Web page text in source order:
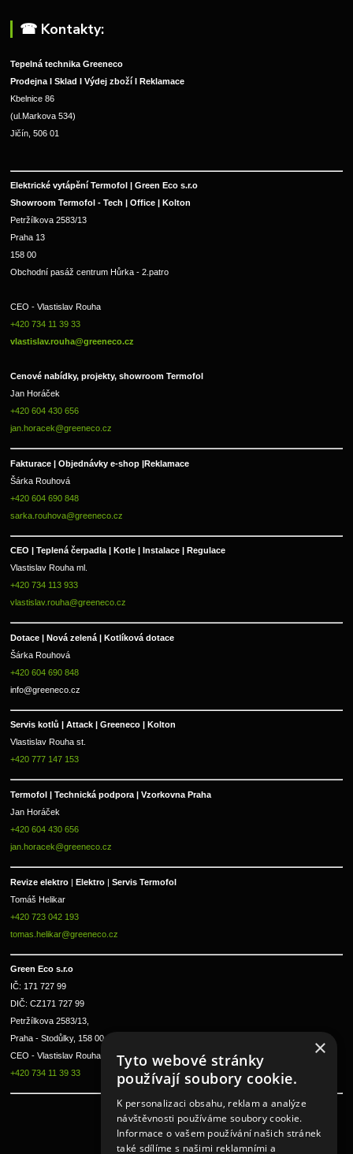
☎︎ Kontakty:
Tepelná technika Greeneco
Prodejna I Sklad I Výdej zboží I Reklamace
Kbelnice 86
(ul.Markova 534)
Jičín, 506 01
Elektrické vytápění Termofol | Green Eco s.r.o
Showroom Termofol - Tech | Office | Kolton
Petržílkova 2583/13
Praha 13
158 00
Obchodní pasáž centrum Hůrka - 2.patro
CEO - Vlastislav Rouha
+420 734 11 39 33
vlastislav.rouha@greeneco.cz
Cenové nabídky, projekty, showroom Termofol
Jan Horáček
+420 604 430 656
jan.horacek@greeneco.cz
Fakturace | Objednávky e-shop |Reklamace
Šárka Rouhová
+420 604 690 848
sarka.rouhova@greeneco.cz
CEO | Teplená čerpadla | Kotle | Instalace | Regulace
Vlastislav Rouha ml.
+420 734 113 933
vlastislav.rouha@greeneco.cz
Dotace | Nová zelená | Kotlíková dotace
Šárka Rouhová
+420 604 690 848
info@greeneco.cz
Servis kotlů | Attack | Greeneco | Kolton
Vlastislav Rouha st.
+420 777 147 153
Termofol | Technická podpora | Vzorkovna Praha
Jan Horáček
+420 604 430 656
jan.horacek@greeneco.cz
Revize elektro | Elektro | Servis Termofol
Tomáš Helikar
+420 723 042 193
tomas.helikar@greeneco.cz
Green Eco s.r.o
IČ: 171 727 99
DIČ: CZ171 727 99
Petržílkova 2583/13,
Praha - Stodůlky, 158 00
CEO - Vlastislav Rouha ml.
+420 734 11 39 33
×
Tyto webové stránky
používají soubory cookie.
K personalizaci obsahu, reklam a analýze
návštěvnosti používáme soubory cookie.
Informace o vašem používání našich stránek
také sdílíme s našimi reklamními a